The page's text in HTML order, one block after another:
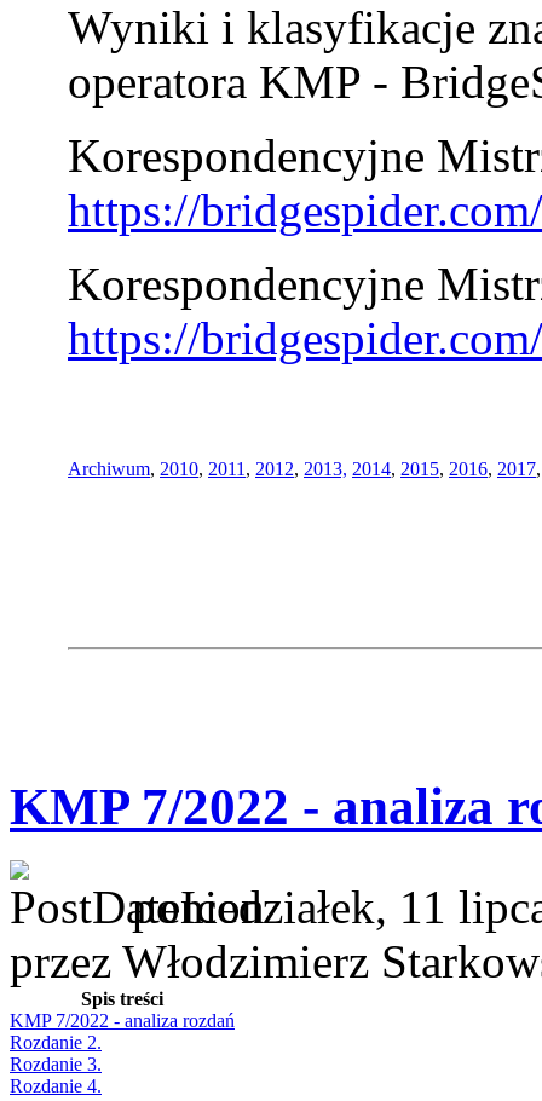
Wyniki i klasyfikacje
operatora KMP -
Korespondencyjne
https://
Korespondencyjne
https://
Archiwum, 2010, 2011 , 2012, 2013, 2014, 2015, 2016, 2017
KMP 7/2022 - analiza
poniedziałek, 11
przez Włodzimierz
Spis treści
KMP 7/2022 - analiza rozdań
Rozdanie 2.
Rozdanie 3.
Rozdanie 4.